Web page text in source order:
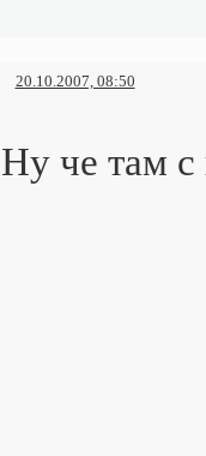
20.10.2007, 08:50
Ну че там